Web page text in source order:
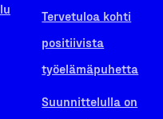
Tervetuloa kohti
positiivista
työelämäpuhetta
Suunnittelulla on